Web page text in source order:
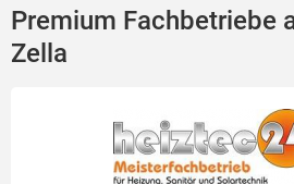
Premium Fachbetriebe
Zella